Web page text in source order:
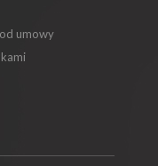
umowy